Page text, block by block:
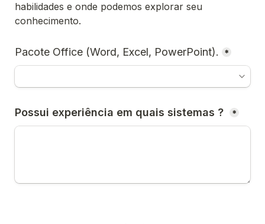
habilidades e onde podemos explorar seu
Pacote Office (Word, Excel, PowerPoint). *
Possui experiência em quais sistemas ? *